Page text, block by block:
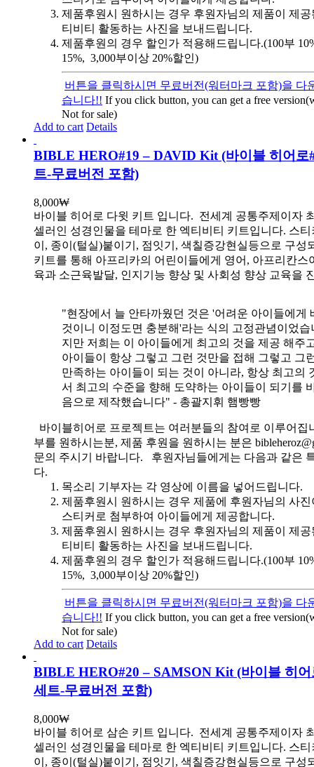
제품후원시 원하시는 경우 후원자님의 제품이 제
티비티 활동하는 사진을 보내드립니다.
제품후원의 경우 할인가 적용해드립니다.(100부
15%, 3,000부이상 20%할인)
버튼을 클릭하시면 무료버전(워터마크 포함)을 다
습니다!! If you click button, you can get a free
Not for sale)
Add to cart Details
BIBLE HERO#19 – DAVID Kit (바이블 히어로
트-무료버전 포함)
8,000₩
바이블 히어로 다윗 키트 입니다. 전세계 공통주제이자
셀러인 성경인물을 테마로 한 엑티비티 키트입니다. 스
이, 종이(털실)붙이기, 점잇기, 색칠증강현실등으로 구성
키트를 통해 아프리카의 어린이들에게 영어, 아프리칸스
육과 소근육발달, 인지기능 향상 및 사회성 향상 교육을
"현장에서 늘 안타까웠던 것은 '어려운 아이들에게
것이니 이정도면 충분해'라는 식의 고정관념이었습
지만 저희는 이 아이들에게 최고의 것을 제공 해주
아이들이 항상 그렇고 그런 것만을 접해 그렇고 그
만족하는 아이들이 되는 것이 아니라, 항상 최고의
서 최고의 수준을 향해 도약하는 아이들이 되기를
음으로 제작했습니다" - 총괄지휘 햄빵빵
바이블히어로 프로젝트는 여러분들의 참여로 이루어집
부를 원하시는분, 제품 후원을 원하시는 분은
문의 주시기 바랍니다. 후원자님들에게는 다음과 같은
다.
목소리 기부자는 각 영상에 이름을 넣어드립니다.
제품후원시 원하시는 경우 제품에 후원자님의 사
스티커로 첨부하여 아이들에게 제공합니다.
제품후원시 원하시는 경우 후원자님의 제품이 제
티비티 활동하는 사진을 보내드립니다.
제품후원의 경우 할인가 적용해드립니다.(100부
15%, 3,000부이상 20%할인)
버튼을 클릭하시면 무료버전(워터마크 포함)을 다
습니다!! If you click button, you can get a free
Not for sale)
Add to cart Details
BIBLE HERO#20 – SAMSON Kit (바이블 히어
세트-무료버전 포함)
8,000₩
바이블 히어로 삼손 키트 입니다. 전세계 공통주제이자
셀러인 성경인물을 테마로 한 엑티비티 키트입니다. 스
이, 종이(털실)붙이기, 점잇기, 색칠증강현실등으로 구성